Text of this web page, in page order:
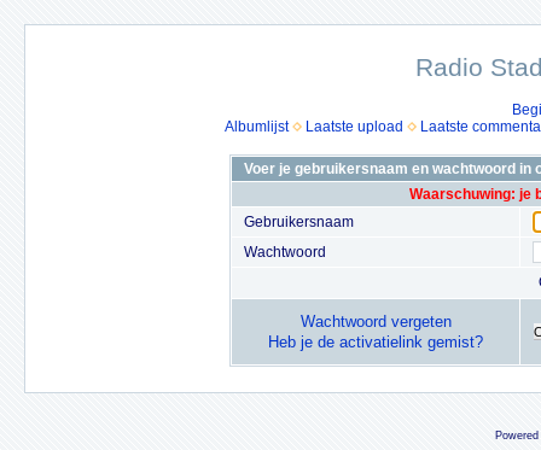
Radio
Albumlijst
Laatste upload Laatste
Voer je gebruikersnaam en wachtwoord in
Waarschuwing: je
Gebruikersnaam
Wachtwoord
Wachtwoord vergeten
Heb je de activatielink gemist?